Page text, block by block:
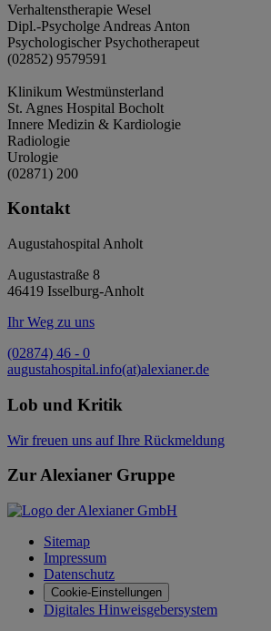
Verhaltenstherapie Wesel
Dipl.-Psycholge Andreas Anton
Psychologischer Psychotherapeut
(02852) 9579591
Klinikum Westmünsterland
St. Agnes Hospital Bocholt
Innere Medizin & Kardiologie
Radiologie
Urologie
(02871) 200
Kontakt
Augustahospital Anholt
Augustastraße 8
46419 Isselburg-Anholt
Ihr Weg zu uns
(02874) 46 - 0
augustahospital.info(at)alexianer.de
Lob und Kritik
Wir freuen uns auf Ihre Rückmeldung
Zur Alexianer Gruppe
Sitemap
Impressum
Datenschutz
Cookie-Einstellungen
Digitales Hinweisgebersystem